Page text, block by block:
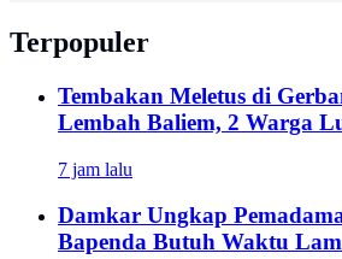
Terpopuler
Tembakan Meletus di
Lembah Baliem, 2 Warga
7 jam lalu
Damkar Ungkap
Bapenda Butuh Waktu